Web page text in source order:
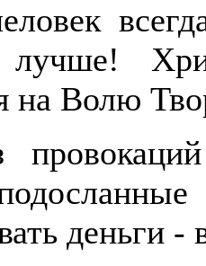
на Волю
деньги